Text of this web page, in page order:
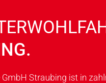
GmbH Strau­bing ist in